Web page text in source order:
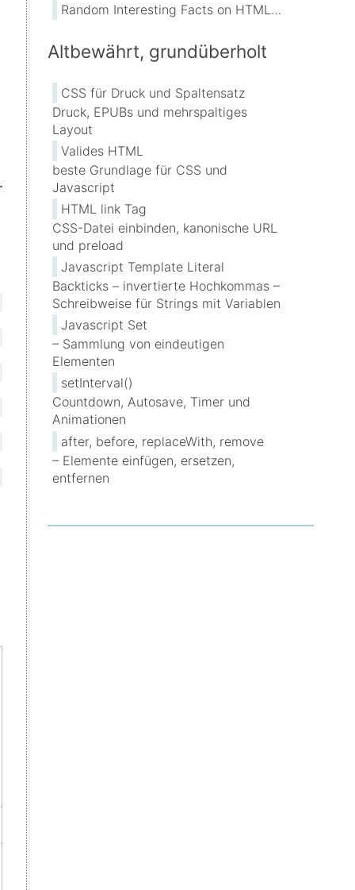
Random Interesting Facts on HTML/SVG usage
Altbewährt, grundüberholt
CSS für Druck und Spaltensatz
Druck, EPUBs und mehrspaltiges
Layout
Valides HTML
beste Grundlage für CSS und
Javascript
HTML link Tag
CSS-Datei einbinden, kanonische URL
und preload
Javascript Template Literal
Backticks – invertierte Hochkommas –
Schreibweise für Strings mit Variablen
Javascript Set
– Sammlung von eindeutigen
Elementen
setInterval()
Countdown, Autosave, Timer und
Animationen
after, before, replaceWith, remove
– Elemente einfügen, ersetzen,
entfernen